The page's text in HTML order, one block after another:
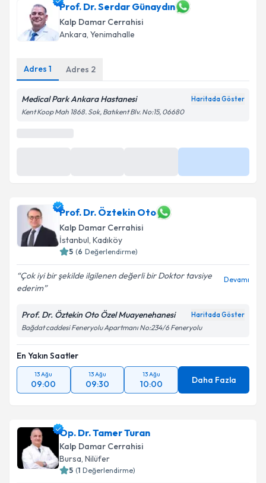
Prof. Dr. Serdar Günaydın
Kalp Damar Cerrahisi
Ankara, Yenimahalle
Adres 1 Adres 2
Medical Park Ankara Hastanesi Haritada Göster
Kent Koop Mah 1868. Sok, Batıkent Blv. No:15, 06680
Prof. Dr. Öztekin Oto
Kalp Damar Cerrahisi
İstanbul, Kadıköy
5 (6 Değerlendirme)
Çok iyi bir şekilde ilgilenen değerli bir Doktor tavsiye
ederim
Devamı
Prof. Dr. Öztekin Oto Özel Muayenehanesi Haritada Göster
Bağdat caddesi Feneryolu Apartmanı No:234/6 Feneryolu
En Yakın Saatler
13 Ağu
09:00
13 Ağu
09:30
13 Ağu
10:00 Daha Fazla
Op. Dr. Tamer Turan
Kalp Damar Cerrahisi
Bursa, Nilüfer
5 (1 Değerlendirme)